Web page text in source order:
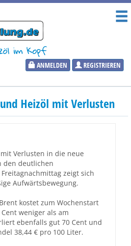
im Kopf
ANMELDEN REGISTRIEREN
Heizöl mit Verlusten
Verlusten in die neue
den deutlichen
zeigt sich
Aufwärtsbewegung.
kostet zum Wochenstart
weniger als am
ebenfalls gut 70 Cent und
38,44 € pro 100 Liter.